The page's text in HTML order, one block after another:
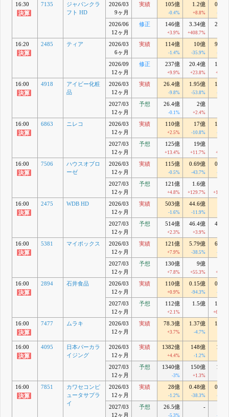
16:30 7135
ジャパンクラ
フト HD
2026/03
9ヶ月
実績 105億
-0.4%
1.2億
+8.8%
0.25
-
2026/06
12ヶ月
修正 146億
+3.9%
3.34億
+408.7%
2.62
16:20 2485 ティア
2026/03
6ヶ月
実績 114億
-1.4%
10億
-35.9%
9.09
-
2026/09
12ヶ月
修正 237億
+9.9%
20.4億
+23.8%
18.3
16:00 4918
アイビー化粧
品
2026/03
12ヶ月
実績 26.4億
-9.8%
1.95億
-53.8%
1.92
-
2027/03
12ヶ月
予想 26.4億
-0.1%
2億
+2.4%
16:00 6863 ニレコ
2026/03
12ヶ月
実績 110億
+2.5%
17億
-10.8%
17.9
-
2027/03
12ヶ月
予想 125億
+13.4%
19億
+11.7%
16:00 7506
ハウスオブロ
ーゼ
2026/03
12ヶ月
実績 115億
-0.5%
0.69億
-43.7%
0.75
-
2027/03
12ヶ月
予想 121億
+4.8%
1.6億
+129.7%
16:00 2475 WDB HD
2026/03
12ヶ月
実績 503億
-1.6%
44.6億
-11.9%
2027/03
12ヶ月
予想 514億
+2.3%
46.4億
+3.9%
46.6
16:00 5381 マイポックス
2026/03
12ヶ月
実績 121億
+7.9%
5.79億
-38.5%
6.13
-
2027/03
12ヶ月
予想 130億
+7.8%
9億
+55.3%
16:00 2894 石井食品
2026/03
12ヶ月
実績 110億
+0.9%
0.15億
-94.3%
0.22
-
2027/03
12ヶ月
予想 112億
+2.1%
1.5億 1.55
16:00 7477 ムラキ
2026/03
12ヶ月
実績 78.3億
+3.7%
1.37億
-4.7%
1.58
16:00 4095
日本パーカラ
イジング
2026/03
12ヶ月
実績 1382億
+4.4%
148億
-1.2%
197
2027/03
12ヶ月
予想 1340億
-3%
150億
+1.3%
190
16:00 7851
カワセコンピ
ュータサプラ
イ
2026/03
12ヶ月
実績 28億
-1.2%
0.48億
-38.3%
0.75
-
2027/03
12ヶ月
予想 26.5億
-5.3%
-
-